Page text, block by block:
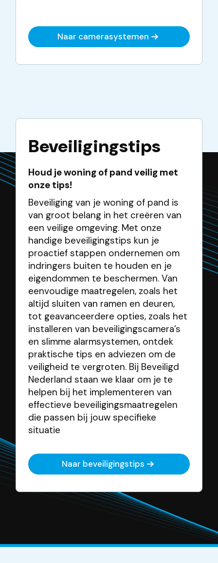
Naar camerasystemen
Beveiligingstips
Houd je woning of pand veilig met
onze tips!
Beveiliging van je woning of pand is
van groot belang in het creëren van
een veilige omgeving. Met onze
handige beveiligingstips kun je
proactief stappen ondernemen om
indringers buiten te houden en je
eigendommen te beschermen. Van
eenvoudige maatregelen, zoals het
altijd sluiten van ramen en deuren,
tot geavanceerdere opties, zoals het
installeren van beveiligingscamera’s
en slimme alarmsystemen, ontdek
praktische tips en adviezen om de
veiligheid te vergroten. Bij Beveiligd
Nederland staan we klaar om je te
helpen bij het implementeren van
effectieve beveiligingsmaatregelen
die passen bij jouw specifieke
situatie
Naar beveiligingstips